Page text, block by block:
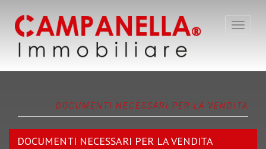
Toggle
DOCUMENTI NECESSARI PER LA VENDITA
DOCUMENTI NECESSARI PER LA VENDITA